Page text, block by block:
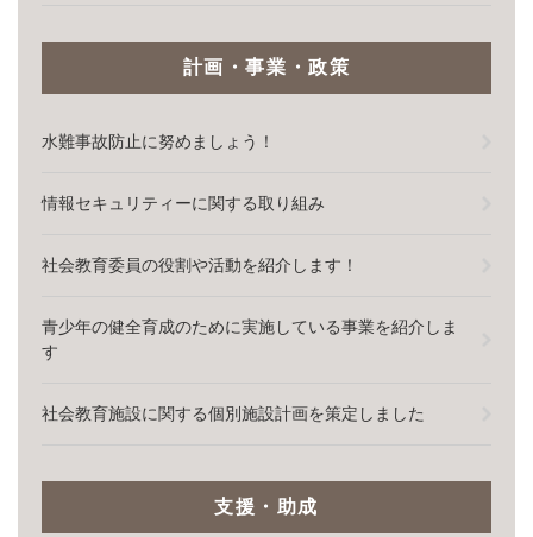
計画・事業・政策
水難事故防止に努めましょう！
情報セキュリティーに関する取り組み
社会教育委員の役割や活動を紹介します！
青少年の健全育成のために実施している事業を紹介しま
す
社会教育施設に関する個別施設計画を策定しました
支援・助成